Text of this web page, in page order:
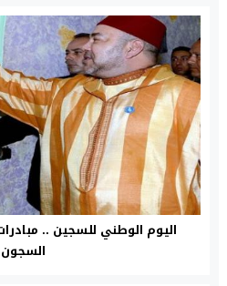
اليوم الوطني للسجين ..
السجون